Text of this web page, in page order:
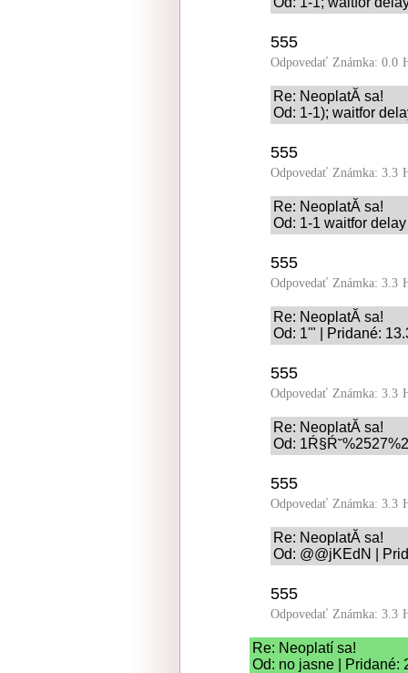
555
Odpovedať Známka: 0.0
Re: NeoplatĂ­ sa!
Od: 1-1); waitfor
555
Odpovedať Známka: 3.3
Re: NeoplatĂ­ sa!
Od: 1-1 waitfor
555
Odpovedať Známka: 3.3
Re: NeoplatĂ­ sa!
Od: 1'" | Pridané:
555
Odpovedať Známka: 3.3
Re: NeoplatĂ­ sa!
Od:
555
Odpovedať Známka: 3.3
Re: NeoplatĂ­ sa!
Od: @@jKEdN |
555
Odpovedať Známka: 3.3
Re: Neoplatí sa!
Od: no jasne | Pridané: